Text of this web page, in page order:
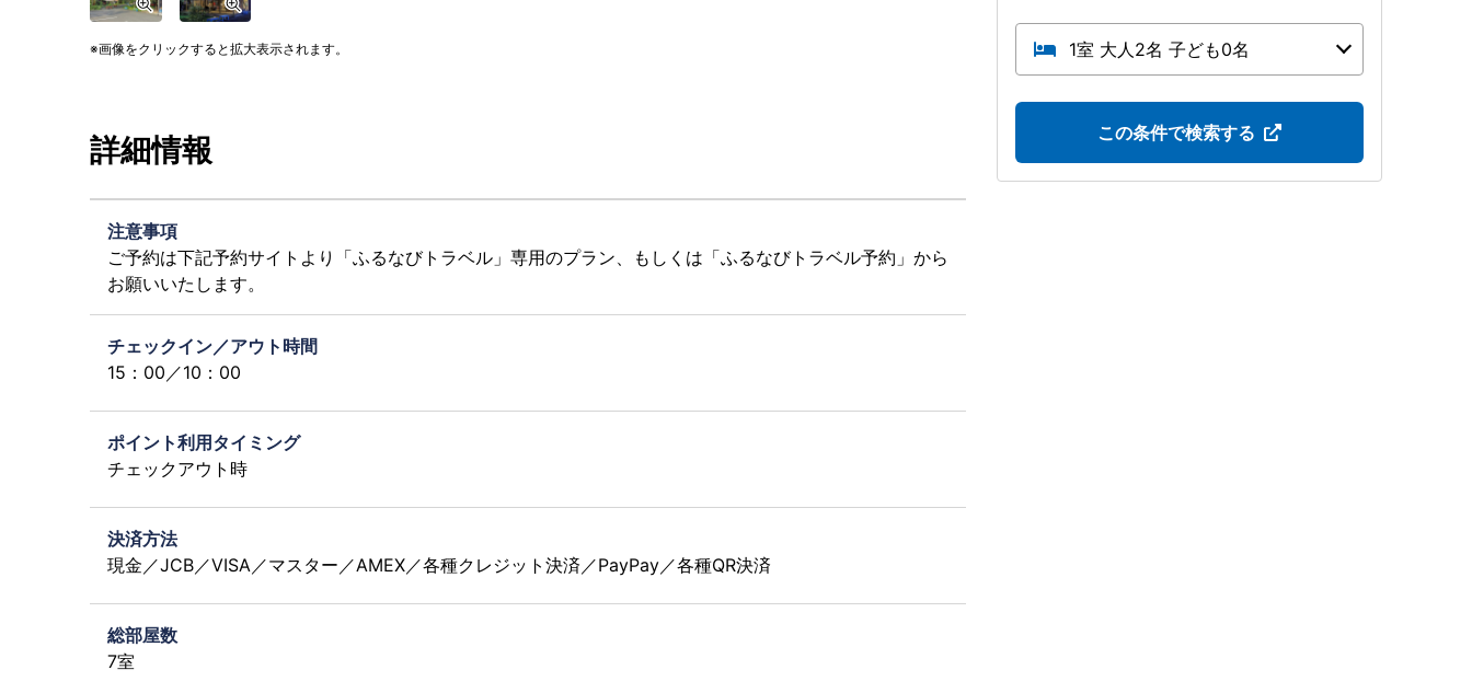
1室 大人2名 子ども0名
この条件で検索する
画像をクリックすると拡大表示されます。
詳細情報
注意事項
ご予約は下記予約サイトより「ふるなびトラベル」専用のプラン、もしくは「ふるなびトラベル予約」から
お願いいたします。
チェックイン／アウト時間
15：00／10：00
ポイント利用タイミング
チェックアウト時
決済方法
現金／JCB／VISA／マスター／AMEX／各種クレジット決済／PayPay／各種QR決済
総部屋数
7室